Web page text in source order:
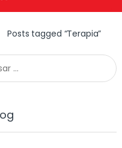
Posts tagged “Terapia”